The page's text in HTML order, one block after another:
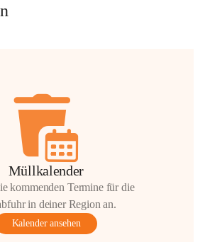
Müllkalender
kommenden Termine für die
in deiner Region an.
Kalender ansehen